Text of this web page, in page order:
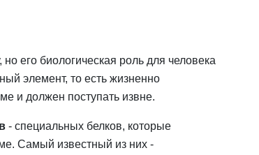
его биологическая роль для человека
элемент, то есть жизненно
и должен поступать извне.
- специальных белков, которые
Самый известный из них -